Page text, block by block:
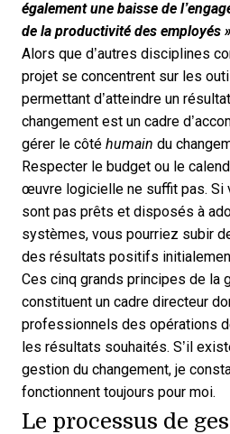
également une baisse de
de la productivité des employés
Alors que d’autres disciplines
projet se concentrent sur les
permettant d’atteindre un
changement est un cadre
gérer le côté humain du
Respecter le budget ou le
œuvre logicielle ne suffit pas. Si
sont pas prêts et disposés à
systèmes, vous pourriez subir
des résultats positifs
Ces cinq grands principes de la
constituent un cadre directeur
professionnels des opérations
les résultats souhaités. S’il
gestion du changement, je
fonctionnent toujours pour moi.
Le processus de